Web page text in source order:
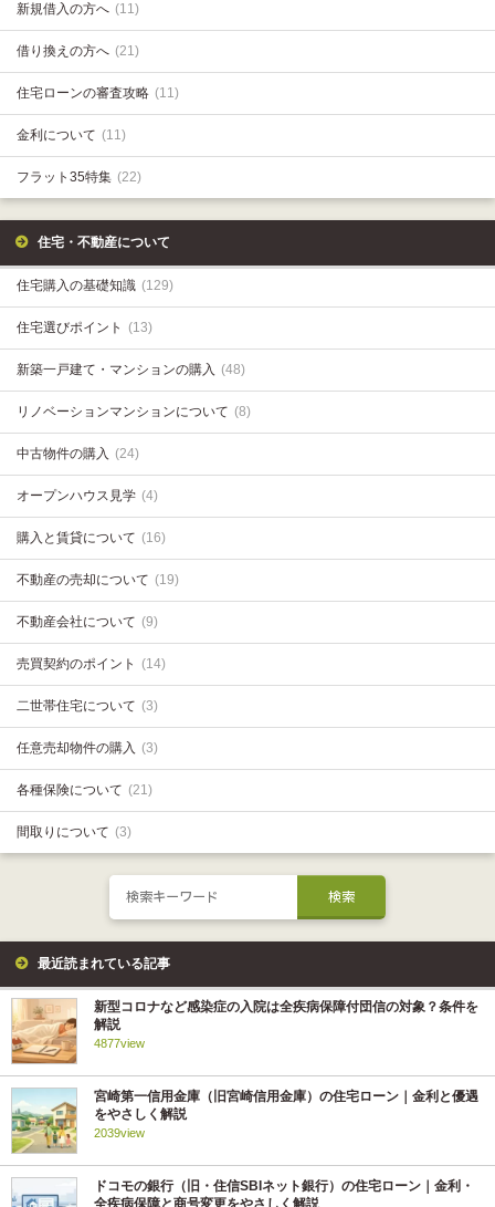
新規借入の方へ (11)
借り換えの方へ (21)
住宅ローンの審査攻略 (11)
金利について (11)
フラット35特集 (22)
住宅・不動産について
住宅購入の基礎知識 (129)
住宅選びポイント (13)
新築一戸建て・マンションの購入 (48)
リノベーションマンションについて (8)
中古物件の購入 (24)
オープンハウス見学 (4)
購入と賃貸について (16)
不動産の売却について (19)
不動産会社について (9)
売買契約のポイント (14)
二世帯住宅について (3)
任意売却物件の購入 (3)
各種保険について (21)
間取りについて (3)
最近読まれている記事
新型コロナなど感染症の入院は全疾病保障付団信の対象？条件を
解説
4877view
宮崎第一信用金庫（旧宮崎信用金庫）の住宅ローン｜金利と優遇
をやさしく解説
2039view
ドコモの銀行（旧・住信SBIネット銀行）の住宅ローン｜金利・
全疾病保障と商号変更をやさしく解説